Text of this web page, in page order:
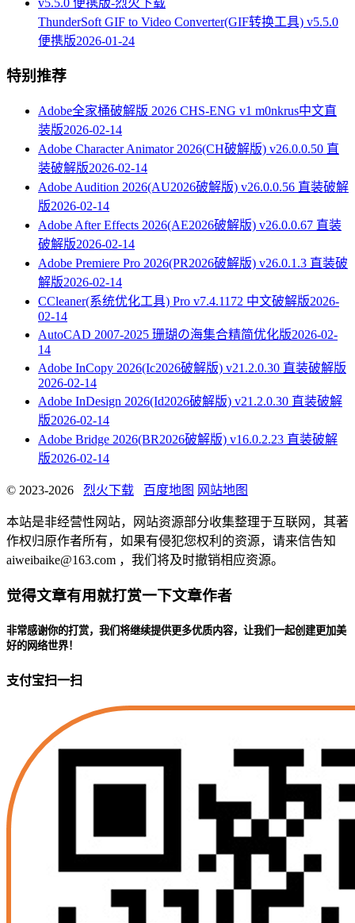
ThunderSoft GIF to Video Converter(GIF转换工具) v5.5.0
便携版2026-01-24
特别推荐
Adobe全家桶破解版 2026 CHS-ENG v1 m0nkrus中文直
装版2026-02-14
Adobe Character Animator 2026(CH破解版) v26.0.0.50 直
装破解版2026-02-14
Adobe Audition 2026(AU2026破解版) v26.0.0.56 直装破解
版2026-02-14
Adobe After Effects 2026(AE2026破解版) v26.0.0.67 直装
破解版2026-02-14
Adobe Premiere Pro 2026(PR2026破解版) v26.0.1.3 直装破
解版2026-02-14
CCleaner(系统优化工具) Pro v7.4.1172 中文破解版2026-
02-14
AutoCAD 2007-2025 珊瑚の海集合精简优化版2026-02-
14
Adobe InCopy 2026(Ic2026破解版) v21.2.0.30 直装破解版
2026-02-14
Adobe InDesign 2026(Id2026破解版) v21.2.0.30 直装破解
版2026-02-14
Adobe Bridge 2026(BR2026破解版) v16.0.2.23 直装破解
版2026-02-14
© 2023-2026 烈火下载 百度地图 网站地图
本站是非经营性网站，网站资源部分收集整理于互联网，其著
作权归原作者所有，如果有侵犯您权利的资源，请来信告知
aiweibaike@163.com ，我们将及时撤销相应资源。
觉得文章有用就打赏一下文章作者
非常感谢你的打赏，我们将继续提供更多优质内容，让我们一起创建更加美
好的网络世界！
支付宝扫一扫